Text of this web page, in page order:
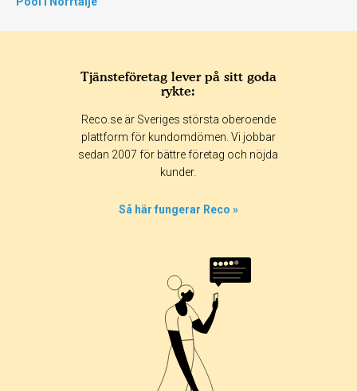
Tjänsteföretag lever på sitt goda
rykte:
Reco.se är Sveriges största oberoende
plattform för kundomdömen. Vi jobbar
sedan 2007 för bättre företag och nöjda
kunder.
Så här fungerar Reco »